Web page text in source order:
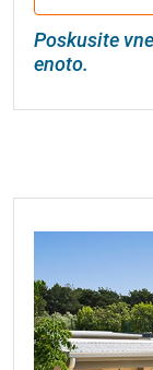
Poskusite
enoto.